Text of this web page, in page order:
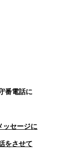
番電話に
セージに
をさせて